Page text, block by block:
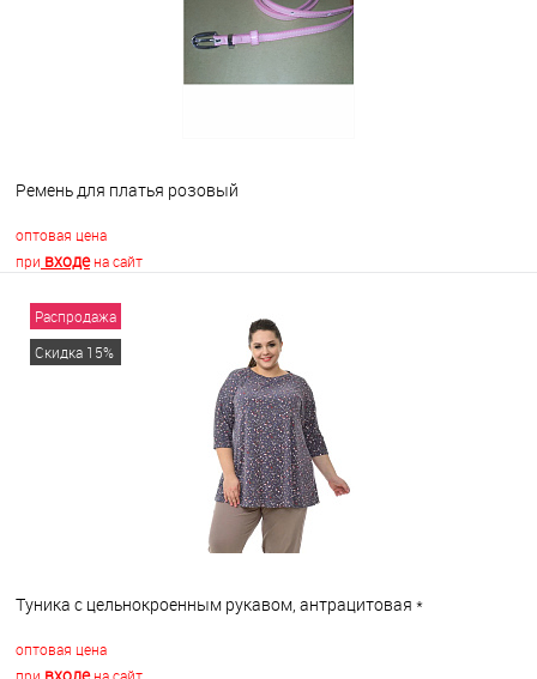
Ремень для платья розовый
оптовая цена
при входена сайт
В корзину
Распродажа
Скидка 15%
Туника с цельнокроенным рукавом, антрацитовая *
оптовая цена